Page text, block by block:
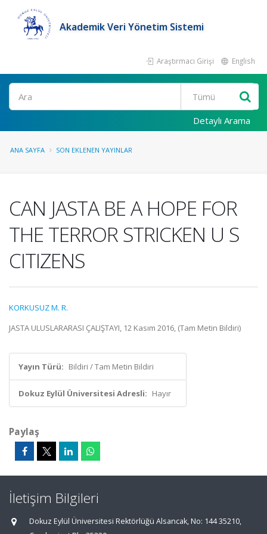
Akademik Veri Yönetim Sistemi
Araştırmacı Girişi English
Ara
Detaylı Arama
ANA SAYFA SON EKLENEN YAYINLAR
CAN JASTA BE A HOPE FOR
THE TERROR STRICKEN U S
CITIZENS
KORKUSUZ M. R.
JASTA ULUSLARARASI ÇALIŞTAYI, 12 Kasım 2016, (Tam Metin Bildiri)
Yayın Türü: Bildiri / Tam Metin Bildiri
Dokuz Eylül Üniversitesi Adresli: Hayır
Paylaş
İletişim Bilgileri
Dokuz Eylül Üniversitesi Rektörlüğü Alsancak, No: 144 35210,